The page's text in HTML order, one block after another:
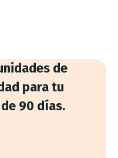
de
para tu
90 días.